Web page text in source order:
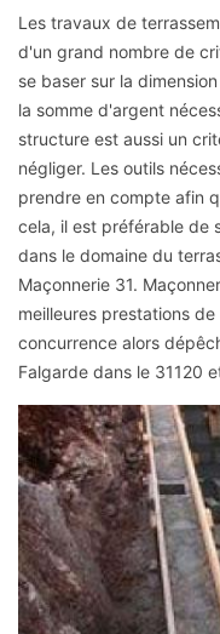
Les travaux de
d'un grand nombre de
se baser sur la
la somme d'argent
structure est aussi un
négliger. Les outils
prendre en compte afin
cela, il est préférable de
dans le domaine du
Maçonnerie 31.
meilleures prestations
concurrence alors
Falgarde dans le 31120